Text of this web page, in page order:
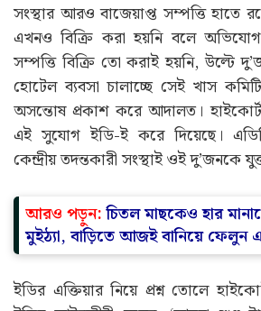
সংস্থার আরও বাজেয়াপ্ত সম্পত্তি হাতে
এখনও বিক্রি করা হয়নি বলে
সম্পত্তি বিক্রি তো করাই হয়নি, উল্টে
হোটেল ব্যবসা চালাচ্ছে সেই খাস
অসন্তোষ প্রকাশ করে আদালত।
এই সুযোগ ইডি-ই করে দিয়েছে।
কেন্দ্রীয় তদন্তকারী সংস্থাই ওই দু’জনকে
আরও পড়ুন:চিতল মাছকেও হার
মুইঠ্যা, বাড়িতে আজই বানিয়ে ফেলুন
ইডির এক্তিয়ার নিয়ে প্রশ্ন তোলে